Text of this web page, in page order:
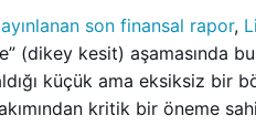
son finansal rapor,
(dikey kesit) aşamasında
küçük ama eksiksiz bir
kritik bir öneme